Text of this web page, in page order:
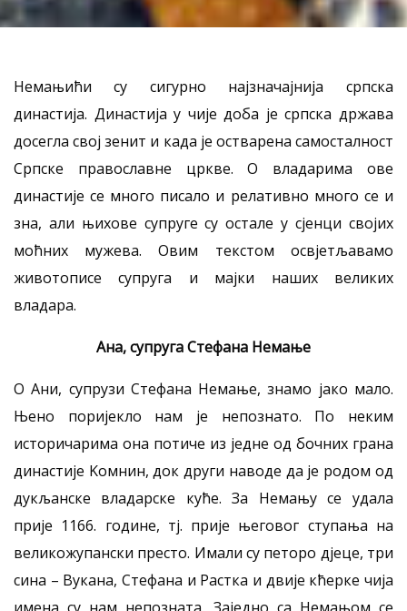
Немањићи су сигурно најзначајнија српска
династија. Династија у чије доба је српска држава
досегла свој зенит и када је остварена самосталност
Српске православне цркве. О владарима ове
династије се много писало и релативно много се и
зна, али њихове супруге су остале у сјенци својих
моћних мужева. Овим текстом освјетљавамо
животописе супруга и мајки наших великих
владара.
Ана, супруга Стефана Немање
О Ани, супрузи Стефана Немање, знамо јако мало.
Њено поријекло нам је непознато. По неким
историчарима она потиче из једне од бочних грана
династије Kомнин, док други наводе да је родом од
дукљанске владарске куће. За Немању се удала
прије 1166. године, тј. прије његовог ступања на
великожупански престо. Имали су петоро дјеце, три
сина – Вукана, Стефана и Растка и двије кћерке чија